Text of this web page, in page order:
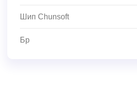
Шип Chunsoft
Бр